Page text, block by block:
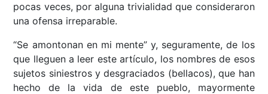
pocas veces, por alguna trivialidad que consideraron
una ofensa irreparable.
“Se amontonan en mi mente” y, seguramente, de los
que lleguen a leer este artículo, los nombres de esos
sujetos siniestros y desgraciados (bellacos), que han
hecho de la vida de este pueblo, mayormente